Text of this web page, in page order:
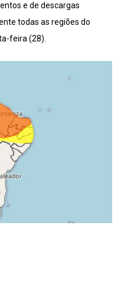
e de descargas
todas as regiões do
feira (28).